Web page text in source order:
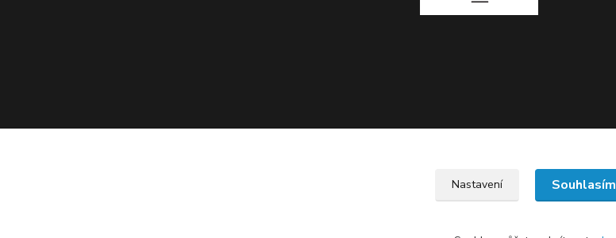
Upravit sběr cookies.
Nastavení Souhlasím